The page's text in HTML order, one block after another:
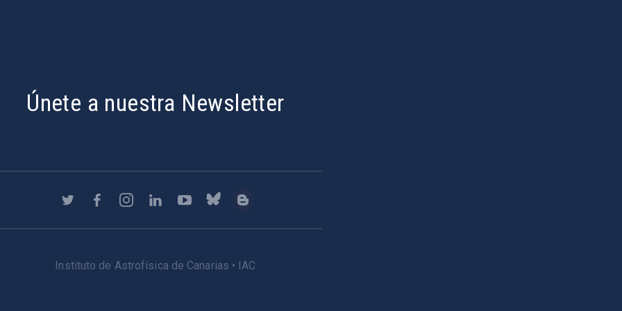
Únete a nuestra Newsletter
Instituto de Astrofísica de Canarias • IAC